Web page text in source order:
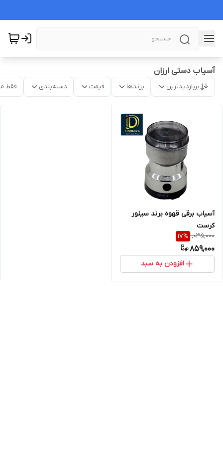
آسیاب دستی ارزان
پربازدیدترین برندها قیمت دسته‌بندی فقط
آسیاب برقی قهوه برند سیلور
کرست
1,035,000
17%
859,000
افزودن به سبد